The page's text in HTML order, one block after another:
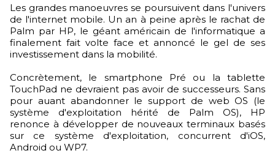
Les grandes manoeuvres se poursuivent dans l'univers
de l'internet mobile. Un an à peine après le rachat de
Palm par HP, le géant américain de l'informatique a
finalement fait volte face et annoncé le gel de ses
investissement dans la mobilité.
Concrètement, le smartphone Pré ou la tablette
TouchPad ne devraient pas avoir de successeurs. Sans
pour auant abandonner le support de web OS (le
système d'exploitation hérité de Palm OS), HP
renonce à développer de nouveaux terminaux basés
sur ce système d'exploitation, concurrent d'iOS,
Android ou WP7.